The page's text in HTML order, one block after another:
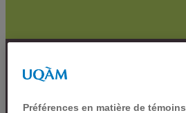
Préférences en matière de témoins